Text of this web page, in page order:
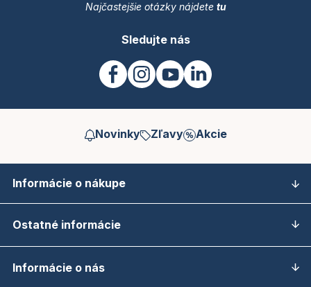
Najčastejšie otázky nájdete tu
Sledujte nás
Novinky Zľavy Akcie
Informácie o nákupe
Ostatné informácie
Informácie o nás